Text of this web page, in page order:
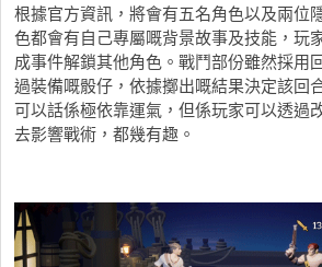
根據官方資訊，將會有五名角色以及兩位
色都會有自己專屬嘅背景故事及技能，玩
成事件解鎖其他角色。戰鬥部份雖然採用
過裝備嘅骰仔，依據擲出嘅結果決定該回
可以話係極依靠運氣，但係玩家可以透過
去影響戰術，都幾有趣。